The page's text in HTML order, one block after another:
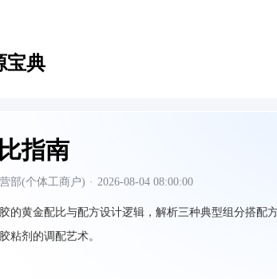
宝典
指南
部(个体工商户) · 2026-08-04 08:00:00
的黄金配比与配方设计逻辑，解析三种典型组分搭配
粘剂的调配艺术。